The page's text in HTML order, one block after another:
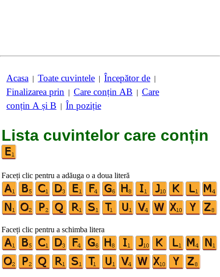
Acasa | Toate cuvintele | Începător de |
Finalizarea prin | Care conțin AB | Care
conțin A și B | În poziție
Lista cuvintelor care conțin
Faceți clic pentru a adăuga o a doua literă
Faceți clic pentru a schimba litera